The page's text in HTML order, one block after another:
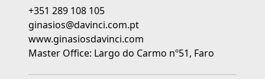
+351 289 108 105
ginasios@davinci.com.pt
www.ginasiosdavinci.com
Master Office: Largo do Carmo nº51, Faro